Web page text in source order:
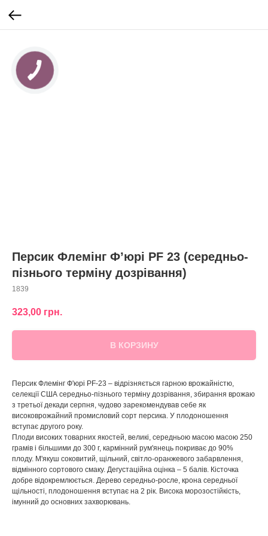
Персик Флемінг Фʼюрі PF 23 (середньо-
пізнього терміну дозрівання)
1839
323,00 грн.
В КОРЗИНУ
Персик Флемінг Ф'юрі PF-23 – відрізняється гарною врожайністю,
селекції США середньо-пізнього терміну дозрівання, збирання врожаю
з третьої декади серпня, чудово зарекомендував себе як
високоврожайний промисловий сорт персика. У плодоношення
вступає другого року.
Плоди високих товарних якостей, великі, середньою масою масою 250
грамів і більшими до 300 г, кармінний рум'янець покриває до 90%
плоду. М'якуш соковитий, щільний, світло-оранжевого забарвлення,
відмінного сортового смаку. Дегустаційна оцінка – 5 балів. Кісточка
добре відокремлюється. Дерево середньо-росле, крона середньої
щільності, плодоношення вступає на 2 рік. Висока морозостійкість,
імунний до основних захворювань.